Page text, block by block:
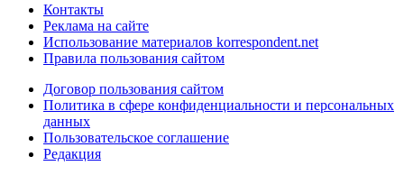
Контакты
Реклама на сайте
Использование материалов korrespondent.net
Правила пользования сайтом
Договор пользования сайтом
Политика в сфере конфиденциальности и персональных
данных
Пользовательское соглашение
Редакция